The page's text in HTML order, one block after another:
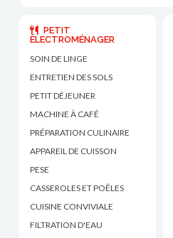
PETIT
ÉLECTROMÉNAGER
SOIN DE LINGE
ENTRETIEN DES SOLS
PETIT DÉJEUNER
MACHINE À CAFÉ
PRÉPARATION CULINAIRE
APPAREIL DE CUISSON
PESE
CASSEROLES ET POÊLES
CUISINE CONVIVIALE
FILTRATION D'EAU